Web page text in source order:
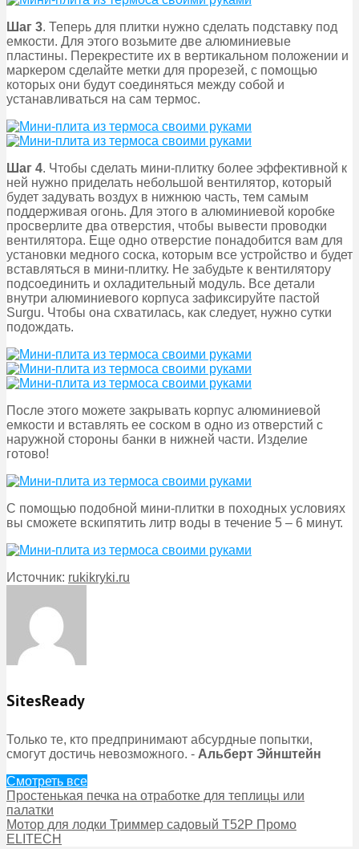
Шаг 3. Теперь для плитки нужно сделать подставку под
емкости. Для этого возьмите две алюминиевые
пластины. Перекрестите их в вертикальном положении и
маркером сделайте метки для прорезей, с помощью
которых они будут соединяться между собой и
устанавливаться на сам термос.
Шаг 4. Чтобы сделать мини-плитку более эффективной к
ней нужно приделать небольшой вентилятор, который
будет задувать воздух в нижнюю часть, тем самым
поддерживая огонь. Для этого в алюминиевой коробке
просверлите два отверстия, чтобы вывести проводки
вентилятора. Еще одно отверстие понадобится вам для
установки медного соска, которым все устройство и будет
вставляться в мини-плитку. Не забудьте к вентилятору
подсоединить и охладительный модуль. Все детали
внутри алюминиевого корпуса зафиксируйте пастой
Surgu. Чтобы она схватилась, как следует, нужно сутки
подождать.
После этого можете закрывать корпус алюминиевой
емкости и вставлять ее соском в одно из отверстий с
наружной стороны банки в нижней части. Изделие
готово!
С помощью подобной мини-плитки в походных условиях
вы сможете вскипятить литр воды в течение 5 – 6 минут.
Источник: rukikryki.ru
SitesReady
Только те, кто предпринимают абсурдные попытки,
смогут достичь невозможного. - Альберт Эйнштейн
Смотреть все
Простенькая печка на отработке для теплицы или
палатки
Мотор для лодки Триммер садовый Т52Р Промо
ELITECH